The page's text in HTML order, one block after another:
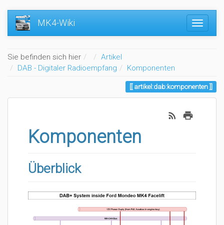
MK4-Wiki
Sie befinden sich hier Home
Artikel
DAB - Digitaler Radioempfang
Komponenten
artikel:dab:komponenten
Komponenten
Überblick